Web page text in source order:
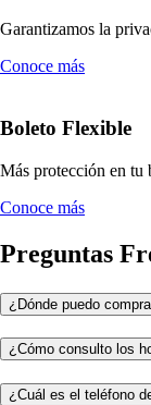
Garantizamos la
Conoce más
Boleto Flexible
Más protección en tu
Conoce más
Preguntas
¿Dónde puedo
¿Cómo consulto los
¿Cuál es el teléfono